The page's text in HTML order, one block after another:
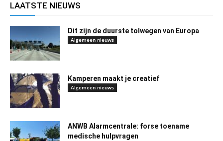
LAATSTE NIEUWS
Dit zijn de duurste tolwegen van Europa
Algemeen nieuws
Kamperen maakt je creatief
Algemeen nieuws
ANWB Alarmcentrale: forse toename
medische hulpvragen